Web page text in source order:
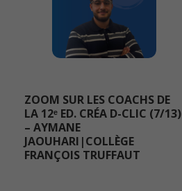
ZOOM SUR LES COACHS DE
LA 12ᵉ ED. CRÉA D-CLIC (7/13)
– AYMANE
JAOUHARI|COLLÈGE
FRANÇOIS TRUFFAUT